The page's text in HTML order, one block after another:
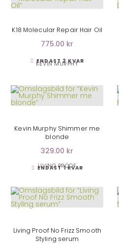
K18 Molecular Repair Hair Oil
775.00 kr
ENDAST 2 KVAR
KEVIN MURPHY
Kevin Murphy Shimmer me
blonde
329.00 kr
ENDAST 1 KVAR
LIVING PROOF
Living Proof No Frizz Smooth
Styling serum